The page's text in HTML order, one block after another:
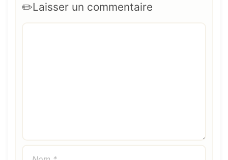
Laisser un commentaire